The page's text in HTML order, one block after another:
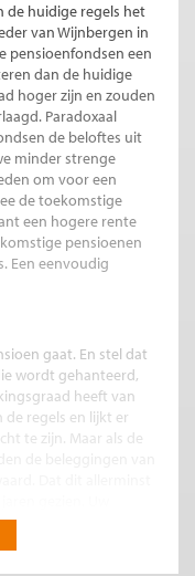
de huidige regels het
van Wijnbergen in
pensioenfondsen een
dan de huidige
hoger zijn en zouden
Paradoxaal
de beloftes uit
minder strenge
om voor een
de toekomstige
een hogere rente
pensioenen
Een eenvoudig
gaat. En stel dat
wordt gehanteerd,
heeft van
regels en lijkt er
te zijn. Maar als de
dekkingsgraad van
zijn het toegezegde